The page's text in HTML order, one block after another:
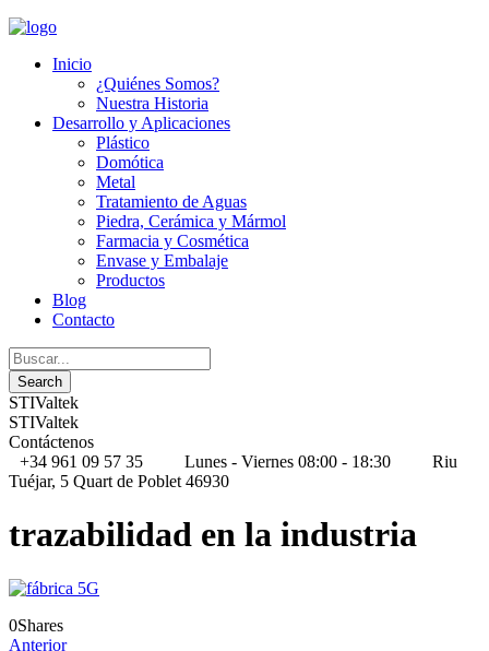
Inicio
¿Quiénes Somos?
Nuestra Historia
Desarrollo y Aplicaciones
Plástico
Domótica
Metal
Tratamiento de Aguas
Piedra, Cerámica y Mármol
Farmacia y Cosmética
Envase y Embalaje
Productos
Blog
Contacto
STIValtek
STIValtek
Contáctenos
+34 961 09 57 35
Lunes - Viernes 08:00 - 18:30
Riu
Tuéjar, 5 Quart de Poblet 46930
trazabilidad en la industria
0Shares
Anterior